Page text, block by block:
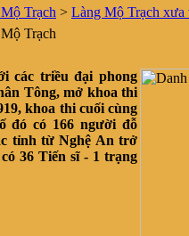
Trạch > Làng Mộ Trạch xưa
Trạch
các triều đại phong
Tông, mở khoa thi
khoa thi cuối cùng
đó có 166 người đỗ
tỉnh từ Nghệ An trở
36 Tiến sĩ - 1 trạng